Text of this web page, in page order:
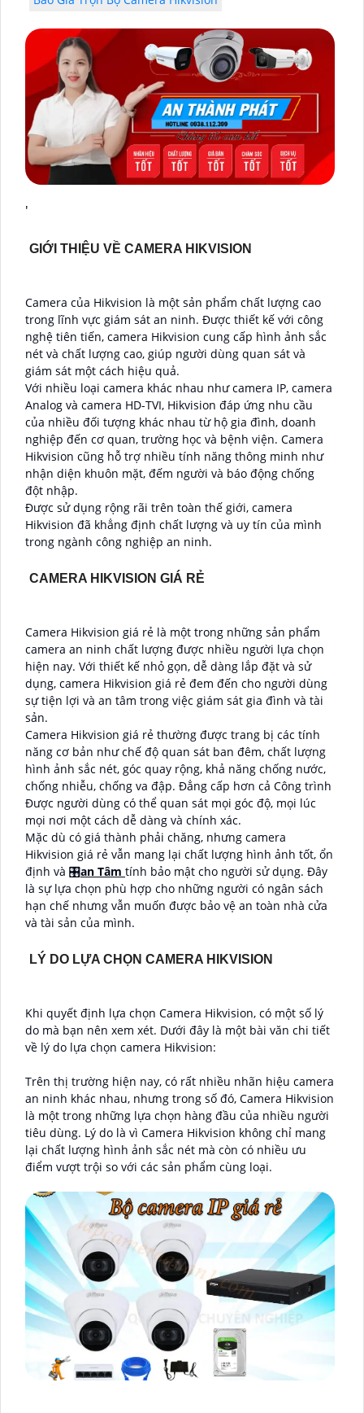
'
GIỚI THIỆU VỀ CAMERA HIKVISION
Camera của Hikvision là một sản phẩm chất lượng cao
trong lĩnh vực giám sát an ninh. Được thiết kế với công
nghệ tiên tiến, camera Hikvision cung cấp hình ảnh sắc
nét và chất lượng cao, giúp người dùng quan sát và
giám sát một cách hiệu quả.
Với nhiều loại camera khác nhau như camera IP, camera
Analog và camera HD-TVI, Hikvision đáp ứng nhu cầu
của nhiều đối tượng khác nhau từ hộ gia đình, doanh
nghiệp đến cơ quan, trường học và bệnh viện. Camera
Hikvision cũng hỗ trợ nhiều tính năng thông minh như
nhận diện khuôn mặt, đếm người và báo động chống
đột nhập.
Được sử dụng rộng rãi trên toàn thế giới, camera
Hikvision đã khẳng định chất lượng và uy tín của mình
trong ngành công nghiệp an ninh.
CAMERA HIKVISION GIÁ RẺ
Camera Hikvision giá rẻ là một trong những sản phẩm
camera an ninh chất lượng được nhiều người lựa chọn
hiện nay. Với thiết kế nhỏ gọn, dễ dàng lắp đặt và sử
dụng, camera Hikvision giá rẻ đem đến cho người dùng
sự tiện lợi và an tâm trong việc giám sát gia đình và tài
sản.
Camera Hikvision giá rẻ thường được trang bị các tính
năng cơ bản như chế độ quan sát ban đêm, chất lượng
hình ảnh sắc nét, góc quay rộng, khả năng chống nước,
chống nhiễu, chống va đập. Đẳng cấp hơn cả Công trình
Được người dùng có thể quan sát mọi góc độ, mọi lúc
mọi nơi một cách dễ dàng và chính xác.
Mặc dù có giá thành phải chăng, nhưng camera
Hikvision giá rẻ vẫn mang lại chất lượng hình ảnh tốt, ổn
định và 🎛an Tâm tính bảo mật cho người sử dụng. Đây
là sự lựa chọn phù hợp cho những người có ngân sách
hạn chế nhưng vẫn muốn được bảo vệ an toàn nhà cửa
và tài sản của mình.
LÝ DO LỰA CHỌN CAMERA HIKVISION
Khi quyết định lựa chọn Camera Hikvision, có một số lý
do mà bạn nên xem xét. Dưới đây là một bài văn chi tiết
về lý do lựa chọn camera Hikvision:
Trên thị trường hiện nay, có rất nhiều nhãn hiệu camera
an ninh khác nhau, nhưng trong số đó, Camera Hikvision
là một trong những lựa chọn hàng đầu của nhiều người
tiêu dùng. Lý do là vì Camera Hikvision không chỉ mang
lại chất lượng hình ảnh sắc nét mà còn có nhiều ưu
điểm vượt trội so với các sản phẩm cùng loại.